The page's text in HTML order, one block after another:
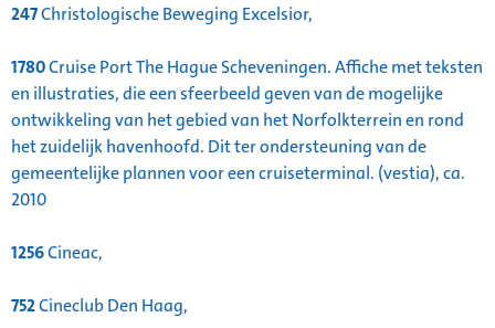
247Christologische Beweging Excelsior,
1780Cruise Port The Hague Scheveningen. Affiche met teksten
en illustraties, die een sfeerbeeld geven van de mogelijke
ontwikkeling van het gebied van het Norfolkterrein en rond
het zuidelijk havenhoofd. Dit ter ondersteuning van de
gemeentelijke plannen voor een cruiseterminal. (vestia), ca.
2010
1256Cineac,
752Cineclub Den Haag,